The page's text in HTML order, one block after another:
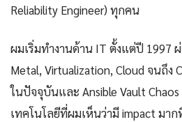
Reliability Engineer) ทุกคน
ผมเริ่มทำงานด้าน IT ตั้งแต่ปี 1997
Metal, Virtualization, Cloud จนถึง
ในปัจจุบันและ Ansible Vault
เทคโนโลยีที่ผมเห็นว่ามี impact มา